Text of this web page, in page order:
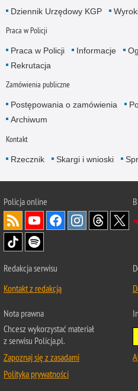
Dziennik Urzędowy KGP
Praca w Policji
Praca w Policji Informacje
Rekrutacja
Zamówienia publiczne
Postępowania o zamówienia
Archiwum
Kontakt
Rzecznik Skargi i wnioski
Policjaonline
Redakcja serwisu
Kontakt z redakcją
Nota prawna
Chcesz wykorzystać materiał
z serwisu Policja.pl.
Zapoznaj się z zasadami
Polityka prywatności